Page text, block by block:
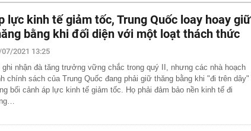
quay đầu giảm
sau vụ cháy chợ Biên Hòa: Tiểu thương thất thần chứng
bị thiêu rụi, trắng tay chỉ sau một đêm
lật xe tải, hàng loạt chuyến bay bị hủy
đồng khiến Tom Holland và Zendaya quay lại 2 lần: Vỏn
nằm ở loại sốt "cắm đũa không đổ"
bán ở Hà Nội ngày càng đắt đỏ, giao dịch ra sao?
thở: Chúng tôi đồng ý dạy Trung Quốc công nghệ
lực kinh tế giảm tốc, Trung Quốc loay hoay giữ
bằng khi đối diện với một loạt thách thức
07/2021 13:25
ghi nhận đà tăng trưởng vững chắc trong quý II, nhưng các nhà hoạch
chính sách của Trung Quốc đang phải giữ thăng bằng khi "đi trên dây"
bối cảnh áp lực kinh tế giảm tốc. Họ phải đảm bảo nền kinh tế đi